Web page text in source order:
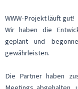
WWW-Projekt läuft gut!
Wir haben die
geplant und
gewährleisten.
Die Partner haben